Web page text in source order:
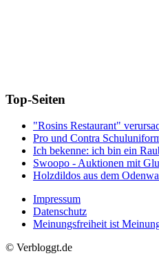
Top-Seiten
"Rosins Restaurant"
Pro und Contra
Ich bekenne: ich bin ein
Swoopo - Auktionen mit
Holzdildos aus dem
Impressum
Datenschutz
Meinungsfreiheit ist
© Verbloggt.de